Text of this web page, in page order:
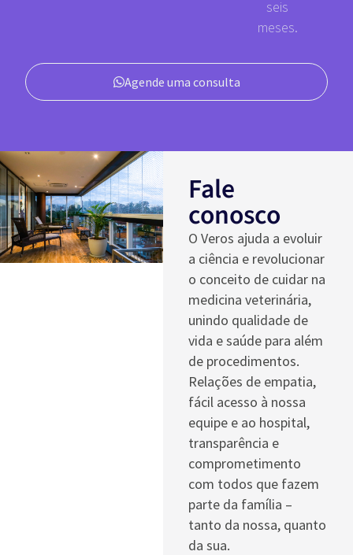
seis
meses.
Agende uma consulta
Fale
conosco
O Veros ajuda a evoluir
a ciência e revolucionar
o conceito de cuidar na
medicina veterinária,
unindo qualidade de
vida e saúde para além
de procedimentos.
Relações de empatia,
fácil acesso à nossa
equipe e ao hospital,
transparência e
comprometimento
com todos que fazem
parte da família –
tanto da nossa, quanto
da sua.